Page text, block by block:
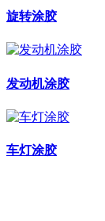
旋转涂胶
发动机涂胶
车灯涂胶